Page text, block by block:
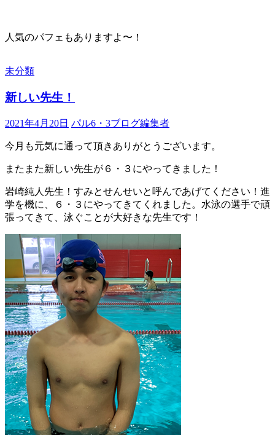
人気のパフェもありますよ〜！
未分類
新しい先生！
2021年4月20日 パル6・3ブログ編集者
今月も元気に通って頂きありがとうございます。
またまた新しい先生が６・３にやってきました！
岩崎純人先生！すみとせんせいと呼んであげてください！進
学を機に、６・３にやってきてくれました。水泳の選手で頑
張ってきて、泳ぐことが大好きな先生です！